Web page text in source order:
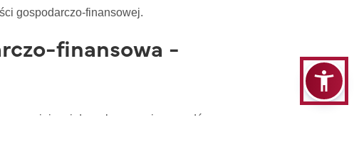
gospodarczo-finansowej.
finansowa -
do wykonywania zawodów